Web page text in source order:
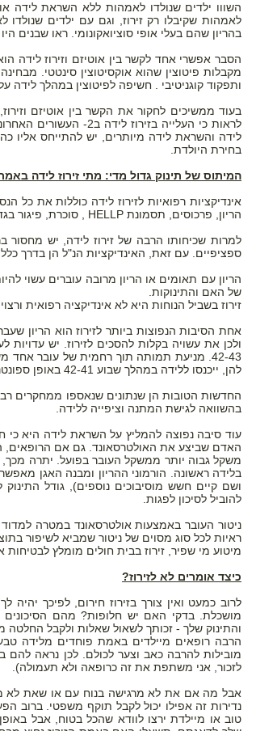
השווו ילדים שנולדו לאמהות ללא השראת לידה
לאמהות שקיבלו רק זירוז, וגם עם ילדים
בהריון שהם בעלי אופי סוציואקונומי. ראו שבנים היו
מקבלות פיטוצין שהוא אוקסיטוצין סינטטי.
ותפקוד קוגניטיבי . חשיפה לפיטוצין במהלך
בעוד ממשיכים לחקור את הקשר בין אוטיזם
לראות כי העלייה
לידה והשראת לידה מיותרים, יש להתייחס אליו
בחירת היולדת.
המיתוס של תינוק גדול מדי: מתי זירוז לידה
אינדיקציות רפואיות לזירוז לידה כוללות את כל
הריון, פרכוסים, תסמונת HELLP , סוכרת, פיגור בגדילת העובר, זיהום מי השפיר והפרדות שליה.
למרות שכיחותו הרבה של זירוז לידה, יש מחסור
ספציפיים. עם זאת, האינדיקציות הנ"ל הן בדרך כלל
הריון עם תאומים או הריון מרובה עוברים עשוי
של האם והתינוקות.
זירוז בשביל הנוחות היא לא אינדיקציה רפואית
אחת הסיבות הנפוצות ביותר לזירוז הוא הריון
להן, ייכנסו ללידה במהלך שבוע 42-41 באופן ספונטני.
בהשוואה לגישת המתנה וציפייה ללידה.
עוד סיבה נפוצה להמליץ על השראת לידה היא
האדם שביצע את האולטרסאונד. גם אם הרופאים,
בלידה ראשונה. הורמוני ההריון ומבנה האגן
ושם קיים חשש מוסיבוכים נוספים), גודל התינוק
להוביל לסיכון לפגות.
ראיות לכל סוג מסוים של ניטור שמביא לשיפור
מיטוע מי שפיר, זירוז בבית חולים מומלץ לבטיחות
כיצד אומרים לא לזירוז?
לרוב כמעט ואין צורך בזירוז חירום, לפיכך
מושכלת. בדקי האם יש חלופות? מהם הסיכונים
והתינוק שלך - זכותך לשאול שאלות ולקבל החלטה
הרבה רופאים מיילדים באמת פוחדים מלידה
מובילות להרבה כאב וצער לכולם. לכן נראה להם
לזכור, אני משתפת את זה כרופאה ולא תעמולה).
אבל מה אם את לא מרגישה בנוח עם או שאת לא
נדירות זה אפילו יכול לקבל תוקף משפטי. ברוב
טוב או מיילדת ירצו לוודא שהכל בטוח, אבל